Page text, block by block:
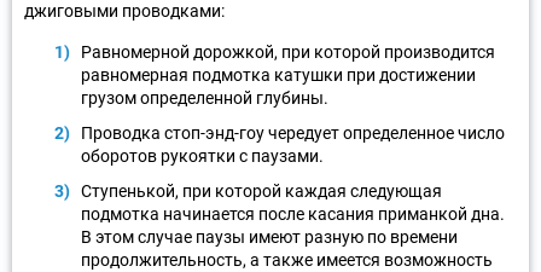
джиговыми проводками:
Равномерной дорожкой, при которой производится
равномерная подмотка катушки при достижении
грузом определенной глубины.
Проводка стоп-энд-гоу чередует определенное число
оборотов рукоятки с паузами.
Ступенькой, при которой каждая следующая
подмотка начинается после касания приманкой дна.
В этом случае паузы имеют разную по времени
продолжительность, а также имеется возможность